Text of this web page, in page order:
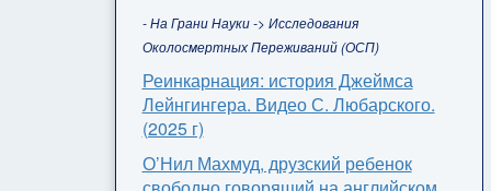
- На Грани Науки -> Исследования
Околосмертных Переживаний (ОСП)
Реинкарнация: история Джеймса
Лейнгингера. Видео С. Любарского.
(2025 г)
О’Нил Махмуд, друзский ребенок